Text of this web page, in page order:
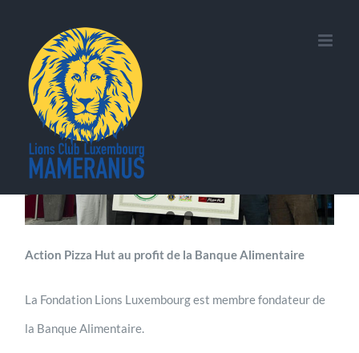
content
Action Pizza Hut au profit de la Banque Alimentaire
La Fondation Lions Luxembourg est membre fondateur de
la Banque Alimentaire.